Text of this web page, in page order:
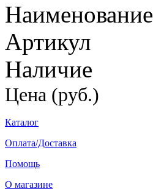
Наименование
Артикул
Наличие
Цена (руб.)
Каталог
Оплата/Доставка
Помощь
О магазине